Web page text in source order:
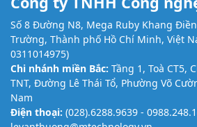
Số 8 Đường N8, Mega Ruby Khang
Trường, Thành phố Hồ Chí Minh, Việt
0311014975)
Chi nhánh miền Bắc: Tầng 1, Toà CT5,
TNT, Đường Lê Thái Tổ, Phường Võ
Nam
Điện thoại: (028).6288.9639 -